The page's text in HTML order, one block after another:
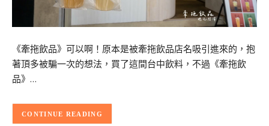
《牽拖飲品》可以啊！原本是被牽拖飲品店名吸引進來的，抱
著頂多被騙一次的想法，買了這間台中飲料，不過《牽拖飲
品》…
CONTINUE READING